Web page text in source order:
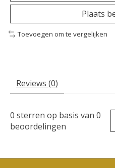
Plaats
Toevoegen om te vergelijken
Reviews (0)
0 sterren op basis van 0
beoordelingen